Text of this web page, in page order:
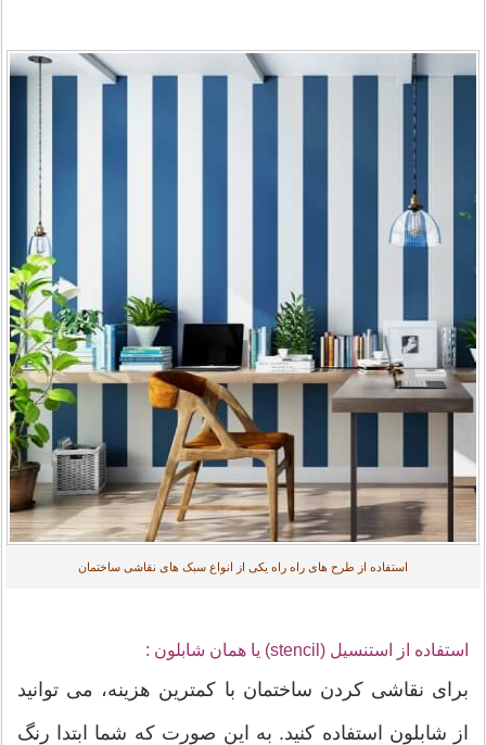
استفاده از طرح های راه راه یکی از انواع سبک های نقاشی ساختمان
استفاده از استنسیل (stencil) یا همان شابلون :
برای نقاشی کردن ساختمان با کمترین هزینه، می توانید
از شابلون استفاده کنید. به این صورت که شما ابتدا رنگ